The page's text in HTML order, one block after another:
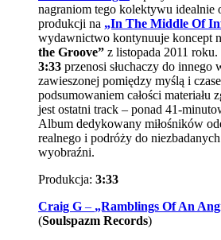
nagraniom tego kolektywu idealnie
produkcji na „In The Middle Of
wydawnictwo kontynuuje koncept
the Groove” z listopada 2011
3:33 przenosi słuchaczy do innego
zawieszonej pomiędzy myślą i
podsumowaniem całości materiału
jest ostatni track – ponad 41-
Album dedykowany miłośników
realnego i podróży do
wyobraźni.
Produkcja: 3:33
Craig G – „Ramblings Of An
(Soulspazm Records)